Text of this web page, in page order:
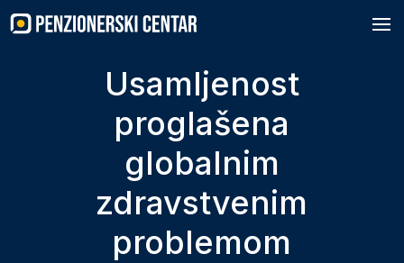
to
content
Usamljenost
proglašena
globalnim
zdravstvenim
problemom